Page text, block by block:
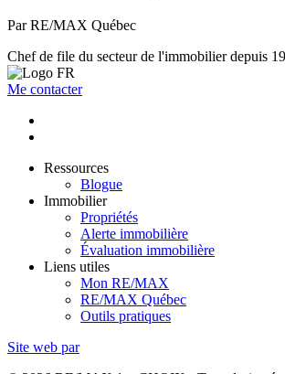
Par RE/MAX Québec
Chef de file du secteur de l'immobilier depuis
Me contacter
Ressources
Blogue
Immobilier
Propriétés
Alerte immobilière
Évaluation immobilière
Liens utiles
Mon RE/MAX
RE/MAX Québec
Outils pratiques
Site web par